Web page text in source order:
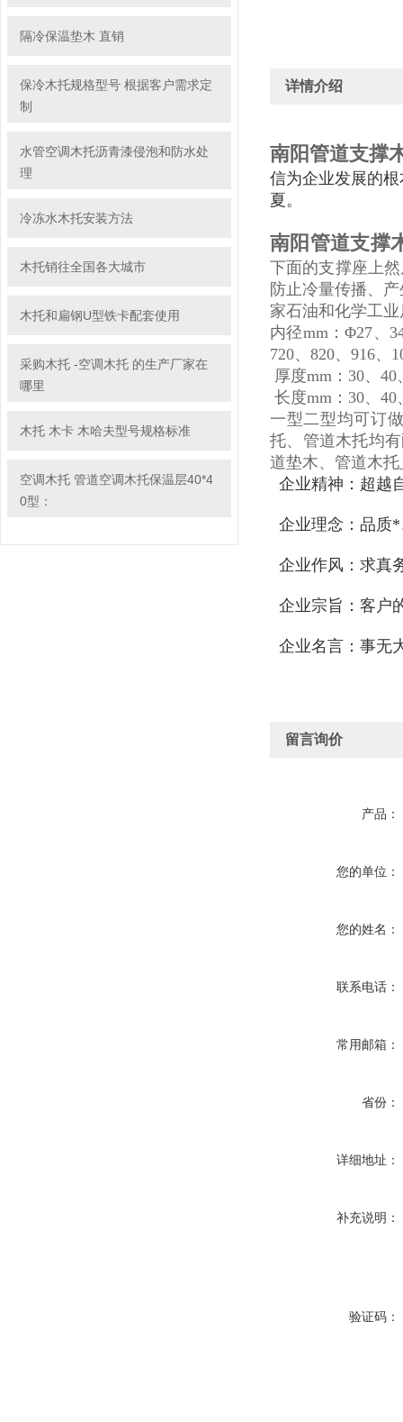
隔冷保温垫木 直销
保冷木托规格型号 根据客户需求定
制
水管空调木托沥青漆侵泡和防水处
理
冷冻水木托安装方法
木托销往全国各大城市
木托和扁钢U型铁卡配套使用
采购木托 -空调木托 的生产厂家在
哪里
木托 木卡 木哈夫型号规格标准
空调木托 管道空调木托保温层40*4
0型：
详情介绍
南阳管道支撑
信为企业发展的
夏。
南阳管道支撑
下面的支撑座上
防止冷量传播、
家石油和化学工
内径mm：Φ27、
720、820、916、
厚度mm：30、
长度mm：30、40
一型二型均可订
托、管道木托均
道垫木、管道木
企业精神：超越
企业理念：品质
企业作风：求真
企业宗旨：客户
企业名言：事无
留言询价
产品：
您的单位：
您的姓名：
联系电话：
常用邮箱：
省份：
详细地址：
补充说明：
验证码：